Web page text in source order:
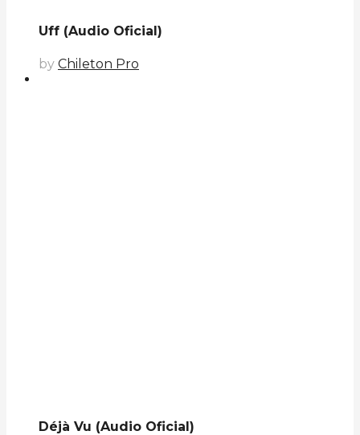
Uff (Audio Oficial)
by Chileton Pro
Déjà Vu (Audio Oficial)